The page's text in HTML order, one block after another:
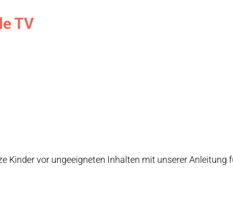
TV
Kinder vor ungeeigneten Inhalten mit unserer Anleitung